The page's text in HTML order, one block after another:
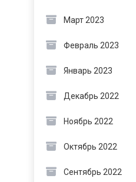
Март 2023
Февраль 2023
Январь 2023
Декабрь 2022
Ноябрь 2022
Октябрь 2022
Сентябрь 2022